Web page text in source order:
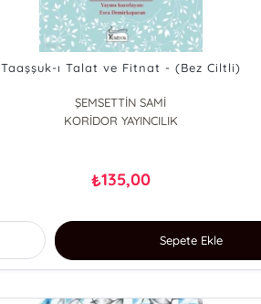
Taaşşuk-ı Talat ve Fitnat - (Bez Ciltli)
ŞEMSETTİN SAMİ
KORİDOR YAYINCILIK
₺135,00
Sepete Ekle